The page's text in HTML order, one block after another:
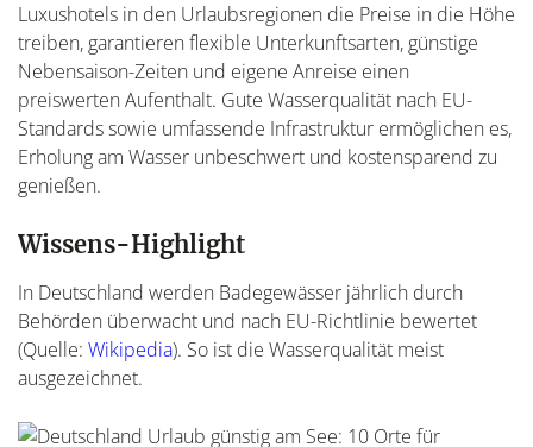
Luxushotels in den Urlaubsregionen die Preise in die Höhe
treiben, garantieren flexible Unterkunftsarten, günstige
Nebensaison-Zeiten und eigene Anreise einen
preiswerten Aufenthalt. Gute Wasserqualität nach EU-
Standards sowie umfassende Infrastruktur ermöglichen es,
Erholung am Wasser unbeschwert und kostensparend zu
genießen.
Wissens-Highlight
In Deutschland werden Badegewässer jährlich durch
Behörden überwacht und nach EU-Richtlinie bewertet
(Quelle: Wikipedia). So ist die Wasserqualität meist
ausgezeichnet.